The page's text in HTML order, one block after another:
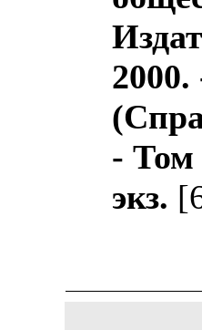
2000.
- Том
экз.